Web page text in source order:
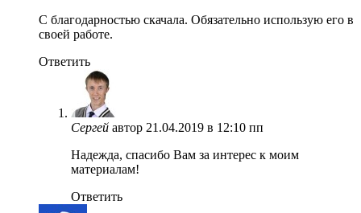
С благодарностью скачала. Обязательно использую его в
своей работе.
Ответить
Сергей автор 21.04.2019 в 12:10 пп
Надежда, спасибо Вам за интерес к моим
материалам!
Ответить